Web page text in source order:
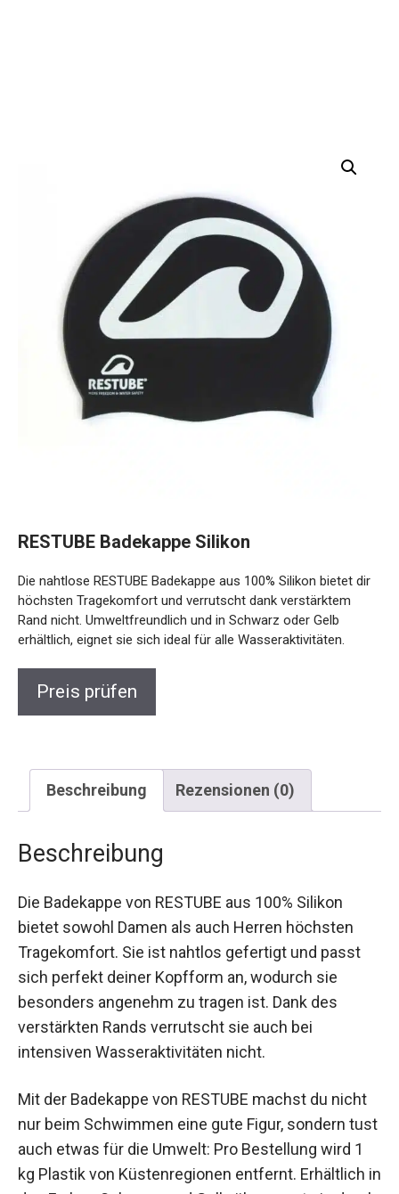
dir höchsten Tragekomfort und verrutscht dank
verstärktem Rand nicht. Umweltfreundlich und in Schwarz
oder Gelb erhältlich, eignet sie sich ideal für alle
Wasseraktivitäten.
Preis prüfen
Beschreibung Rezensionen (0)
Beschreibung
Die Badekappe von RESTUBE aus 100% Silikon
bietet sowohl Damen als auch Herren höchsten
Tragekomfort. Sie ist nahtlos gefertigt und passt
sich perfekt deiner Kopfform an, wodurch sie
besonders angenehm zu tragen ist. Dank des
verstärkten Rands verrutscht sie auch bei
intensiven Wasseraktivitäten nicht.
Mit der Badekappe von RESTUBE machst du nicht
nur beim Schwimmen eine gute Figur, sondern
tust auch etwas für die Umwelt: Pro Bestellung
wird 1 kg Plastik von Küstenregionen entfernt.